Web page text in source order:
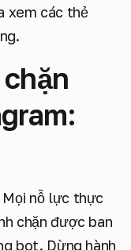
xem các thẻ
Mọi nỗ lực thực
chặn được ban
bot. Dừng hành